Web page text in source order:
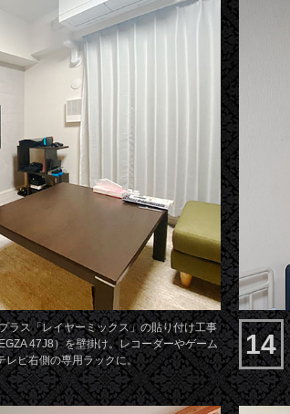
ラス「レイヤーミックス」の貼り付け工事
47J8）を壁掛け。レコーダーやゲーム
レビ右側の専用ラックに。
14